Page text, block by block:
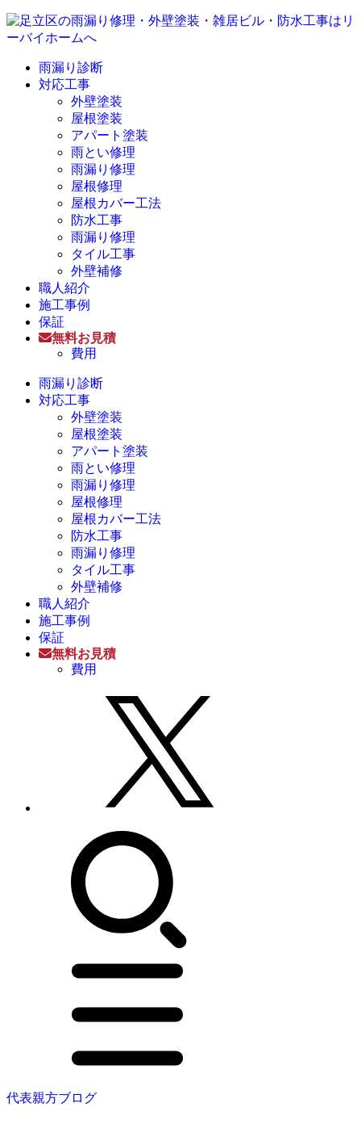
雨漏り診断
対応工事
外壁塗装
屋根塗装
アパート塗装
雨とい修理
雨漏り修理
屋根修理
屋根カバー工法
防水工事
雨漏り修理
タイル工事
外壁補修
職人紹介
施工事例
保証
無料お見積
費用
雨漏り診断
対応工事
外壁塗装
屋根塗装
アパート塗装
雨とい修理
雨漏り修理
屋根修理
屋根カバー工法
防水工事
雨漏り修理
タイル工事
外壁補修
職人紹介
施工事例
保証
無料お見積
費用
代表親方ブログ